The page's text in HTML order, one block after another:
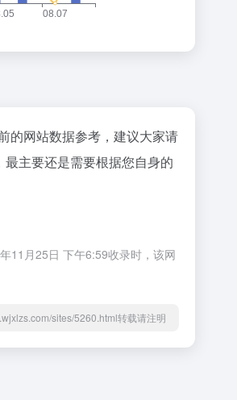
的网站数据参考，建议大家请
主要还是需要根据您自身的
11月25日 下午6:59收录时，该网
sites/5260.html转载请注明